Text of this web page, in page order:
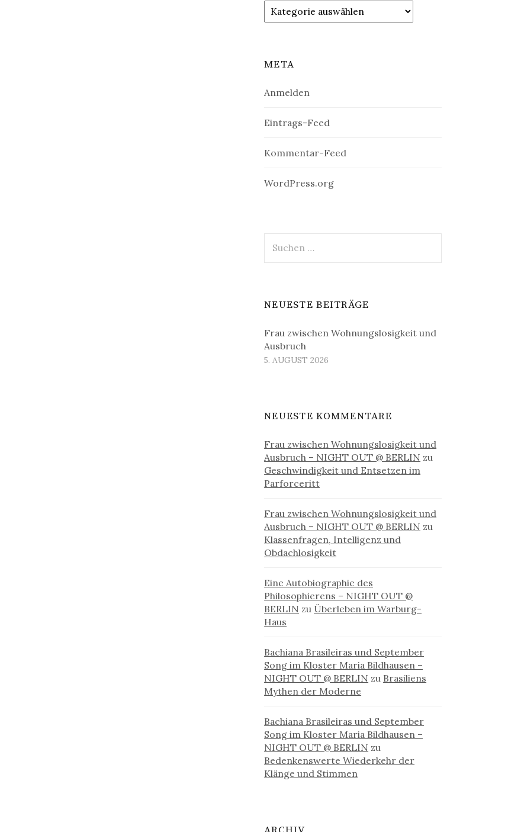
Kategorien
META
Anmelden
Eintrags-Feed
Kommentar-Feed
WordPress.org
nach:
NEUESTE BEITRÄGE
Frau zwischen Wohnungslosigkeit und
Ausbruch
5. AUGUST 2026
NEUESTE KOMMENTARE
Frau zwischen Wohnungslosigkeit und
Ausbruch – NIGHT OUT @ BERLIN zu
Geschwindigkeit und Entsetzen im
Parforceritt
Frau zwischen Wohnungslosigkeit und
Ausbruch – NIGHT OUT @ BERLIN zu
Klassenfragen, Intelligenz und
Obdachlosigkeit
Eine Autobiographie des
Philosophierens – NIGHT OUT @
BERLIN zu Überleben im Warburg-
Haus
Bachiana Brasileiras und September
Song im Kloster Maria Bildhausen –
NIGHT OUT @ BERLIN zu Brasiliens
Mythen der Moderne
Bachiana Brasileiras und September
Song im Kloster Maria Bildhausen –
NIGHT OUT @ BERLIN zu
Bedenkenswerte Wiederkehr der
Klänge und Stimmen